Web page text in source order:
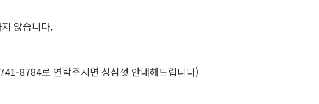
않습니다.
8784로 연락주시면 성심껏 안내해드립니다)